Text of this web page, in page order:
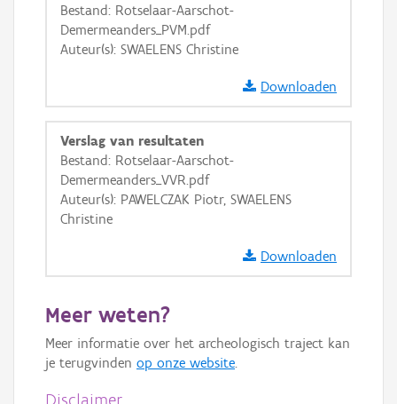
Basis Lagen
OSM-Basiskaart
GRB-Basiskaart
GRB-Basiskaart in grijswaarden
Bestand: Rotselaar-Aarschot-
Demermeanders_PVM.pdf
Auteur(s): SWAELENS Christine
Downloaden
Verslag van resultaten
Bestand: Rotselaar-Aarschot-
Demermeanders_VVR.pdf
Auteur(s): PAWELCZAK Piotr, SWAELENS
Christine
Downloaden
Meer weten?
Meer informatie over het archeologisch traject kan
je terugvinden op onze website.
Disclaimer